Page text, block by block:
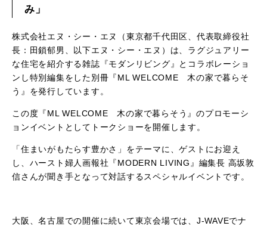
み」
株式会社エヌ・シー・エヌ（東京都千代田区、代表取締役社
長：田鎖郁男、以下エヌ・シー・エヌ）は、ラグジュアリー
な住宅を紹介する雑誌『モダンリビング』とコラボレーショ
ンし特別編集をした別冊『ML WELCOME 木の家で暮らそ
う』を発行しています。
この度『ML WELCOME 木の家で暮らそう』のプロモーシ
ョンイベントとしてトークショーを開催します。
「住まいがもたらす豊かさ」をテーマに、ゲストにお迎え
し、ハースト婦人画報社『MODERN LIVING』編集長 高坂敦
信さんが聞き手となって対話するスペシャルイベントです。
大阪、名古屋での開催に続いて東京会場では、J-WAVEでナ